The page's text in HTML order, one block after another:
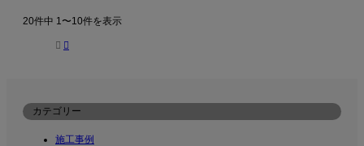
20件中 1〜10件を表示
 
カテゴリー
施工事例